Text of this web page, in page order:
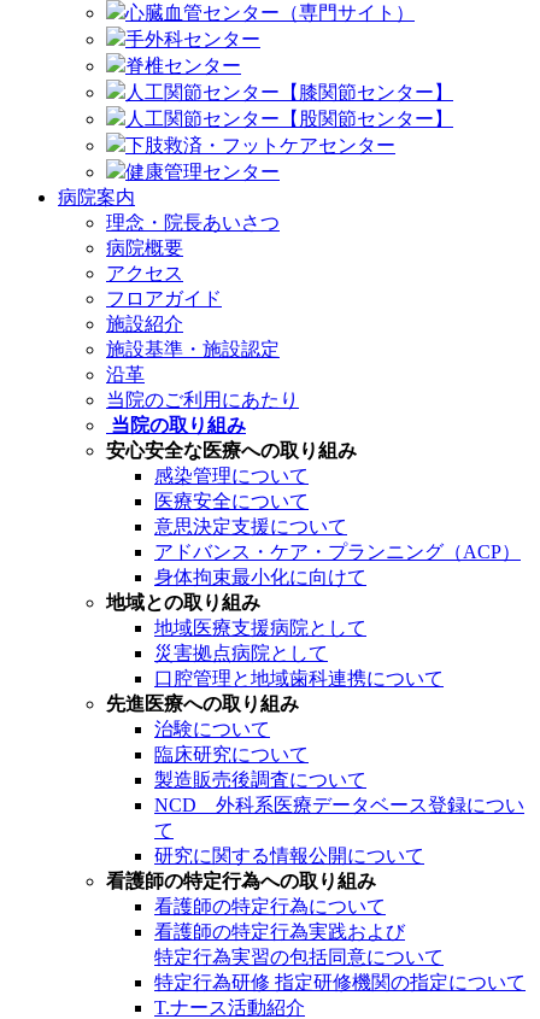
心臓血管センター（専門サイト）
手外科センター
脊椎センター
人工関節センター【膝関節センター】
人工関節センター【股関節センター】
下肢救済・フットケアセンター
健康管理センター
病院案内
理念・院長あいさつ
病院概要
アクセス
フロアガイド
施設紹介
施設基準・施設認定
沿革
当院のご利用にあたり
当院の取り組み
安心安全な医療への取り組み
感染管理について
医療安全について
意思決定支援について
アドバンス・ケア・プランニング（ACP）
身体拘束最小化に向けて
地域との取り組み
地域医療支援病院として
災害拠点病院として
口腔管理と地域歯科連携について
先進医療への取り組み
治験について
臨床研究について
製造販売後調査について
NCD 外科系医療データベース登録につい
て
研究に関する情報公開について
看護師の特定行為への取り組み
看護師の特定行為について
看護師の特定行為実践および
特定行為実習の包括同意について
特定行為研修 指定研修機関の指定について
T.ナース活動紹介